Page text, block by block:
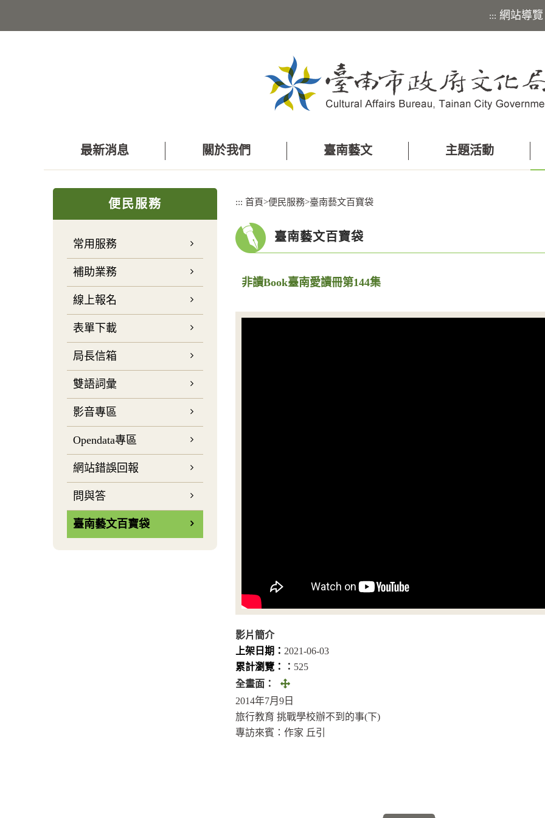
主
::: 網站導覽
最新消息 關於我們 臺南藝文 主題活動
:::
便民服務
常用服務
補助業務
線上報名
表單下載
局長信箱
雙語詞彙
影音專區
Opendata專區
網站錯誤回報
問與答
臺南藝文百寶袋
::: 首頁>便民服務>臺南藝文百寶袋
臺南藝文百寶袋
非讀Book臺南愛讀冊第144集
影片簡介
上架日期： 2021-06-03
累計瀏覽：︰ 525
全畫面：
全
畫
面
(另
2014年7月9日
旅行教育 挑戰學校辦不到的事(下)
專訪來賓：作家 丘引